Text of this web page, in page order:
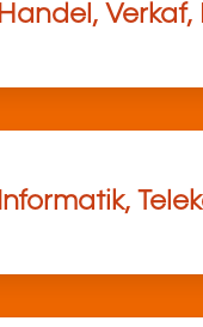
Handel, Verkaf,
Informatik,